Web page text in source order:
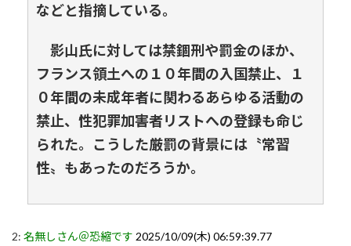
などと指摘している。
影山氏に対しては禁錮刑や罰金のほか、
フランス領土への１０年間の入国禁止、１
０年間の未成年者に関わるあらゆる活動の
禁止、性犯罪加害者リストへの登録も命じ
られた。こうした厳罰の背景には〝常習
性〟もあったのだろうか。
2: 名無しさん＠恐縮です 2025/10/09(木) 06:59:39.77